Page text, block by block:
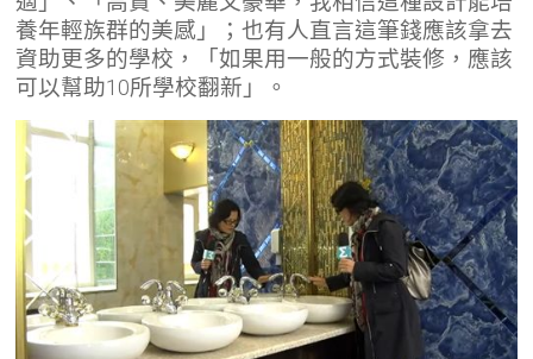
養年輕族群的美感」；也有人直言這筆錢應該拿去
資助更多的學校，「如果用一般的方式裝修，應該
可以幫助10所學校翻新」。